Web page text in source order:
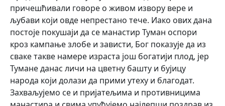
причешћивали говоре о живом извору вере и
љубави који овде непрестано тече. Иако ових дана
постоје покушаји да се манастир Туман оспори
кроз кампање злобе и зависти, Бог показује да из
сваке такве намере израста још богатији плод, јер
Тумане данас личи на цветну башту и бујицу
народа који долази да прими утеху и благодат.
Захваљујемо се и пријатељима и противницима